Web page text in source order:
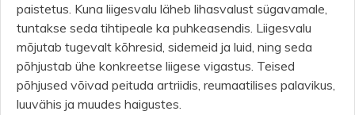
paistetus. Kuna liigesvalu läheb lihasvalust sügavamale,
tuntakse seda tihtipeale ka puhkeasendis. Liigesvalu
mõjutab tugevalt kõhresid, sidemeid ja luid, ning seda
põhjustab ühe konkreetse liigese vigastus. Teised
põhjused võivad peituda artriidis, reumaatilises palavikus,
luuvähis ja muudes haigustes.